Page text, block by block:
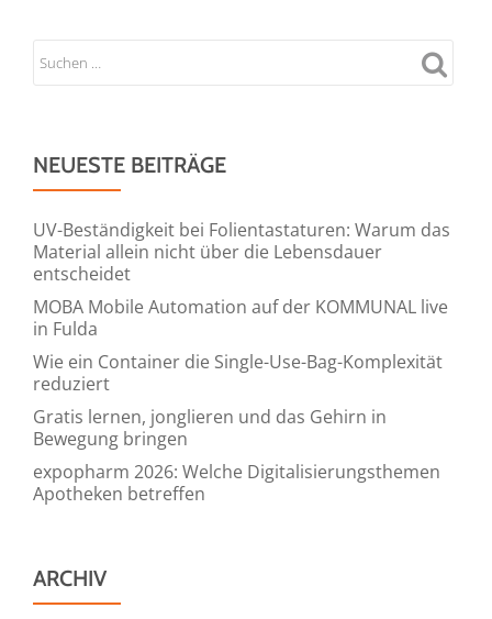
NEUESTE BEITRÄGE
UV-Beständigkeit bei Folientastaturen: Warum das
Material allein nicht über die Lebensdauer
entscheidet
MOBA Mobile Automation auf der KOMMUNAL live
in Fulda
Wie ein Container die Single-Use-Bag-Komplexität
reduziert
Gratis lernen, jonglieren und das Gehirn in
Bewegung bringen
expopharm 2026: Welche Digitalisierungsthemen
Apotheken betreffen
ARCHIV